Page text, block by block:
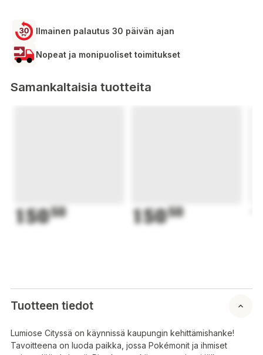
Ilmainen palautus 30 päivän ajan
Nopeat ja monipuoliset toimitukset
Samankaltaisia tuotteita
15050 15050
Tuotteen tiedot
Lumiose Cityssä on käynnissä kaupungin kehittämishanke!
Tavoitteena on luoda paikka, jossa Pokémonit ja ihmiset